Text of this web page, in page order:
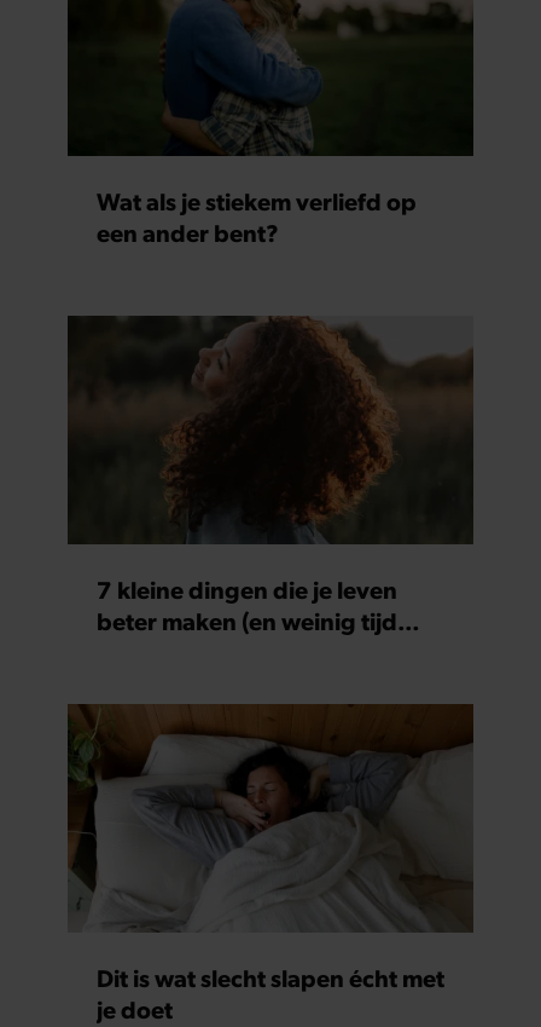
Wat als je stiekem verliefd op
een ander bent?
7 kleine dingen die je leven
beter maken (en weinig tijd
Dit is wat slecht slapen écht met
je doet